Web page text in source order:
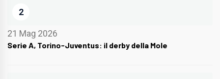
2
21 Mag 2026
Serie A, Torino-Juventus: il derby della Mole